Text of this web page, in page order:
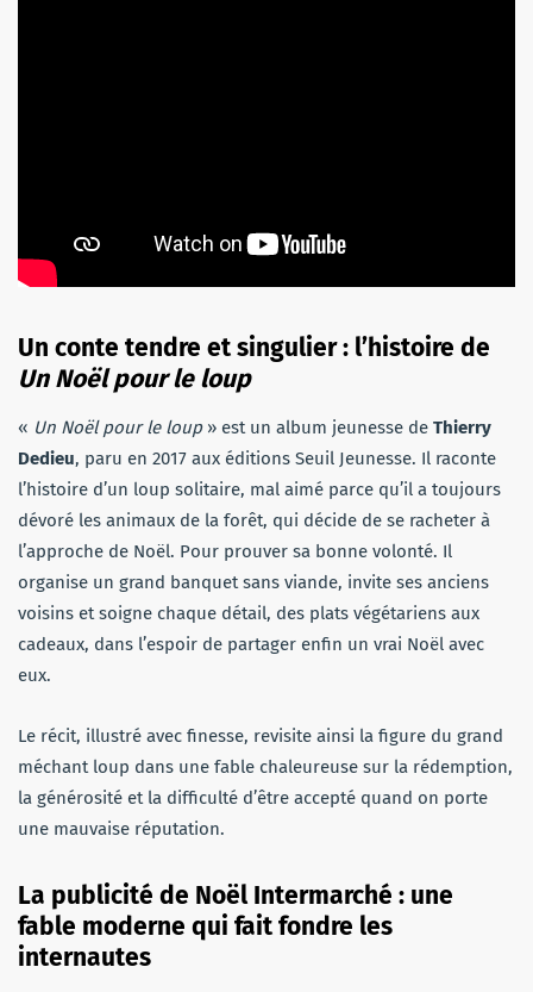
Un conte tendre et singulier : l’histoire de
Un Noël pour le loup
« Un Noël pour le loup» est un album jeunesse de Thierry
Dedieu, paru en 2017 aux éditions Seuil Jeunesse. Il raconte
l’histoire d’un loup solitaire, mal aimé parce qu’il a toujours
dévoré les animaux de la forêt, qui décide de se racheter à
l’approche de Noël. Pour prouver sa bonne volonté. Il
organise un grand banquet sans viande, invite ses anciens
voisins et soigne chaque détail, des plats végétariens aux
cadeaux, dans l’espoir de partager enfin un vrai Noël avec
eux.
Le récit, illustré avec finesse, revisite ainsi la figure du grand
méchant loup dans une fable chaleureuse sur la rédemption,
la générosité et la difficulté d’être accepté quand on porte
une mauvaise réputation.
La publicité de Noël Intermarché : une
fable moderne qui fait fondre les
internautes